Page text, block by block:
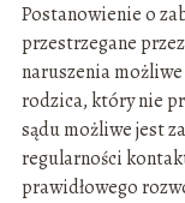
Postanowienie o
przestrzegane
naruszenia
rodzica, który nie
sądu możliwe jest
regularności
prawidłowego